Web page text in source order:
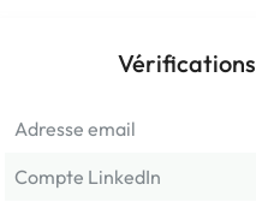
Vérifications
Adresse email
Compte LinkedIn